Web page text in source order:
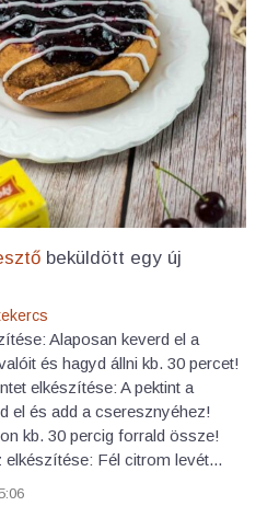
beküldött egy új
Alaposan keverd el a
és hagyd állni kb. 30 percet!
elkészítése: A pektint a
el és add a cseresznyéhez!
kb. 30 percig forrald össze!
Fél citrom levét...